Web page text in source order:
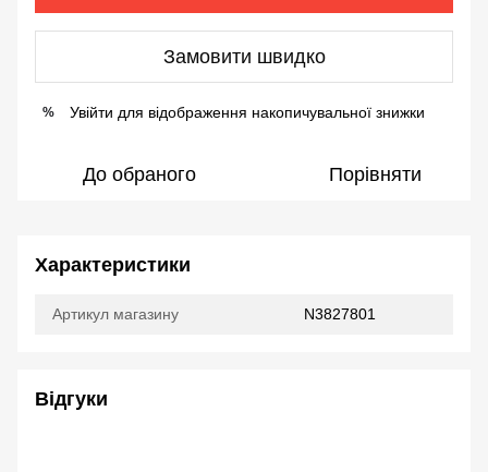
Замовити швидко
% Увійти для відображення накопичувальної знижки
До обраного Порівняти
Характеристики
Артикул магазину N3827801
Відгуки